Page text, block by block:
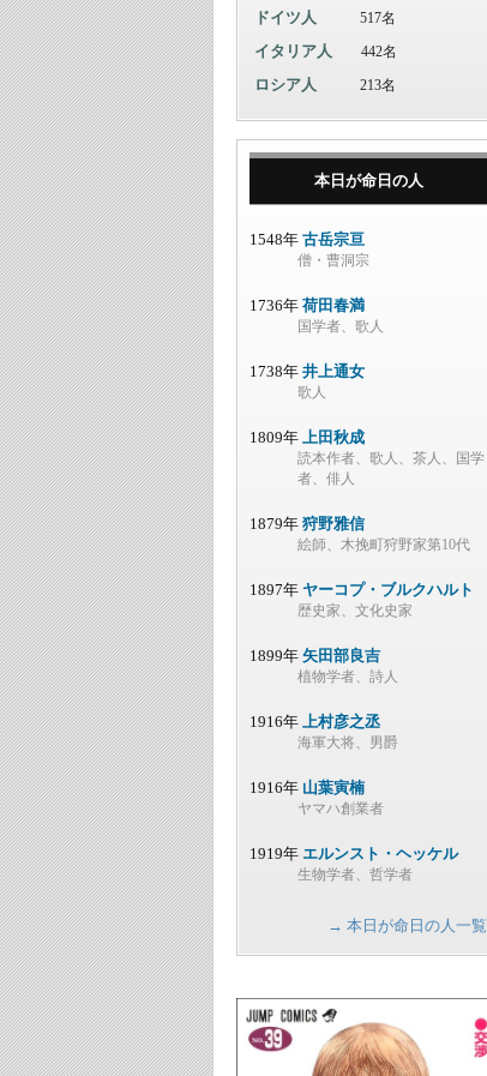
ドイツ人 517名
イタリア人 442名
ロシア人 213名
本日が命日の人
1548年 古岳宗亘
僧・曹洞宗
1736年 荷田春満
国学者、歌人
1738年 井上通女
歌人
1809年 上田秋成
読本作者、歌人、茶人、国学
者、俳人
1879年 狩野雅信
絵師、木挽町狩野家第10代
1897年 ヤーコプ・ブルクハルト
歴史家、文化史家
1899年 矢田部良吉
植物学者、詩人
1916年 上村彦之丞
海軍大将、男爵
1916年 山葉寅楠
ヤマハ創業者
1919年 エルンスト・ヘッケル
生物学者、哲学者
→ 本日が命日の人一覧